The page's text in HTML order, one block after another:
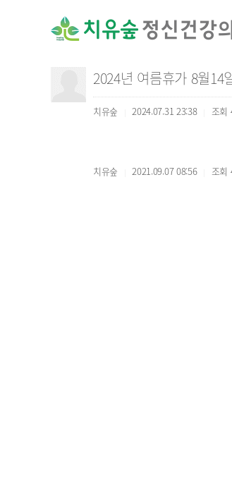
2024년 여름휴가 8월14
치유숲 2024.07.31 23:38 조회
치유숲 2021.09.07 08:56 조회